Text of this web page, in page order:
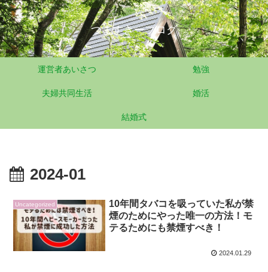
つますきーブログ
運営者あいさつ 勉強
夫婦共同生活 婚活
結婚式
2024-01
Uncategorized
10年間タバコを吸っていた私が禁
煙のためにやった唯一の方法！モ
テるためにも禁煙すべき！
2024.01.29